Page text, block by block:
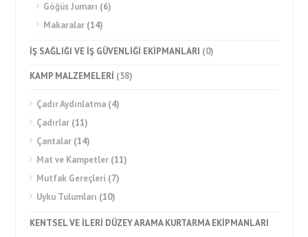
Göğüs Jumarı (6)
Makaralar (14)
İŞ SAĞLIĞI VE İŞ GÜVENLİĞİ EKİPMANLARI (0)
KAMP MALZEMELERİ (58)
Çadır Aydınlatma (4)
Çadırlar (11)
Çantalar (14)
Mat ve Kampetler (11)
Mutfak Gereçleri (7)
Uyku Tulumları (10)
KENTSEL VE İLERİ DÜZEY ARAMA KURTARMA EKİPMANLARI